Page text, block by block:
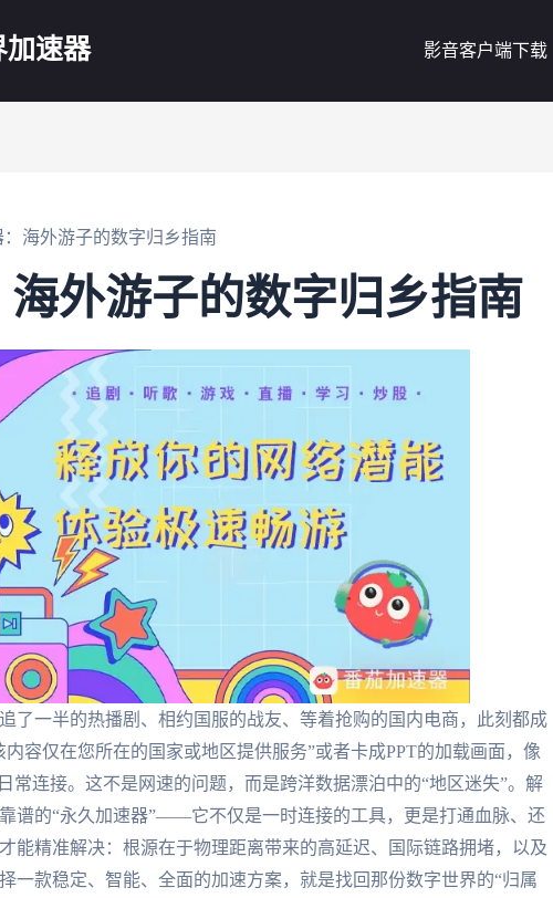
加速器 影音客户端下载
：海外游子的数字归乡指南
外游子的数字归乡指南
了一半的热播剧、相约国服的战友、等着抢购的国内电商，此刻都成
容仅在您所在的国家或地区提供服务”或者卡成PPT的加载画面，像
常连接。这不是网速的问题，而是跨洋数据漂泊中的“地区迷失”。解
谱的“永久加速器”——它不仅是一时连接的工具，更是打通血脉、还
能精准解决：根源在于物理距离带来的高延迟、国际链路拥堵，以及
一款稳定、智能、全面的加速方案，就是找回那份数字世界的“归属